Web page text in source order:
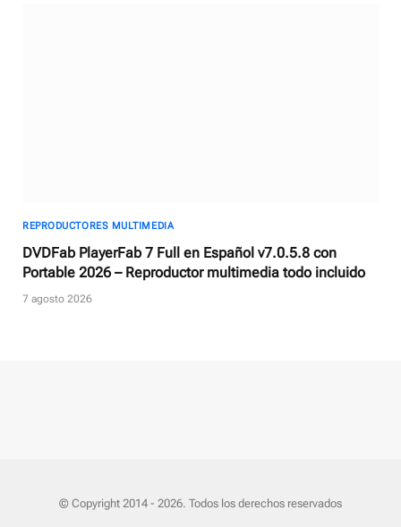
REPRODUCTORES MULTIMEDIA
DVDFab PlayerFab 7 Full en Español v7.0.5.8 con
Portable 2026 – Reproductor multimedia todo incluido
7 agosto 2026
© Copyright 2014 - 2026. Todos los derechos reservados